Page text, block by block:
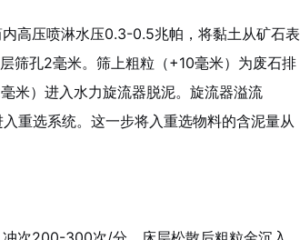
高压喷淋水压0.3-0.5兆帕，将黏土从矿石表
筛孔2毫米。筛上粗粒（+10毫米）为废石排
米）进入水力旋流器脱泥。旋流器溢流
重选系统。这一步将入重选物料的含泥量从